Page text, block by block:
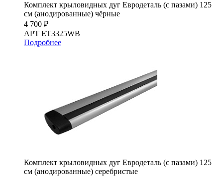
Комплект крыловидных дуг Евродеталь (с пазами) 125
см (анодированные) чёрные
4 700 ₽
АРТ ET3325WB
Подробнее
Комплект крыловидных дуг Евродеталь (с пазами) 125
см (анодированные) серебристые